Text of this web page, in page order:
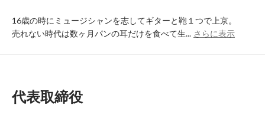
16歳の時にミュージシャンを志してギターと鞄１つで上京。
売れない時代は数ヶ月パンの耳だけを食べて生... さらに表示
代表取締役